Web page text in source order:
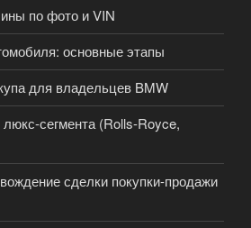
по фото и VIN
основные этапы
для владельцев BMW
сегмента (Rolls-Royce,
сделки покупки-продажи